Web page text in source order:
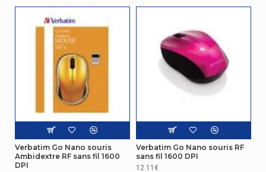
Verbatim Go Nano souris
Ambidextre RF sans fil 1600
DPI
Verbatim Go Nano souris RF
sans fil 1600 DPI
12.11€